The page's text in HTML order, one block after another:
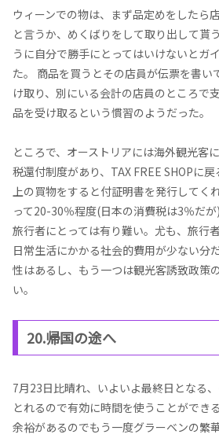
ウィーンでの物は、まず品定めをしたら
と言うか、めくばりをして取り出して貰
うに自分で勝手にとってはいけないとガ
た。 商品を買うとその店員が伝票を書い
け取り、別にいる会計の店員のところで
品を受け取るという慣習のようだった。
ところで、オーストリアには海外観光客
税還付制度があり、TAX FREE SHOPに
上の買物をすると付証明書を発行してく
って20-30％程度(日本の消費税は3％だ
旅行者にとっては有り難い。尤も、旅行
日常生活にかかる社会的費用が少ない分
性はあるし、もう一つは観光客誘致政策
い。
20.帰国の途へ
7月23日比晴れ、いよいよ最終日となる
とれるので有効に時間を使うことができ
余裕があるのでもう一度グラーベンの繁